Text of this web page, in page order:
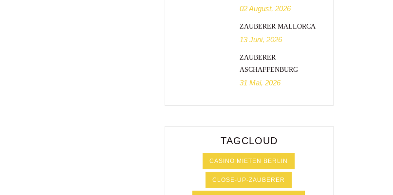
02 August, 2026
ZAUBERER MALLORCA
13 Juni, 2026
ZAUBERER
ASCHAFFENBURG
31 Mai, 2026
TAGCLOUD
CASINO MIETEN BERLIN
CLOSE-UP-ZAUBERER